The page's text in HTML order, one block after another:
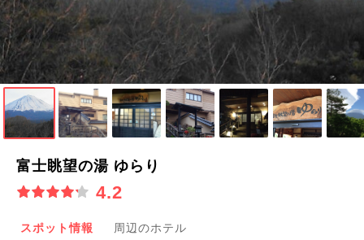
富士眺望の湯 ゆらり
4.2
スポット情報 周辺のホテル